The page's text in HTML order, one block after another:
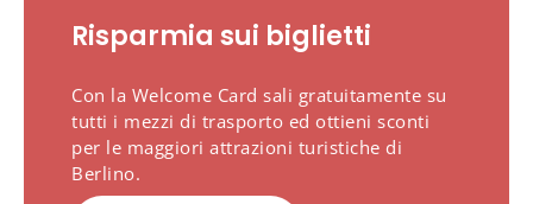
Risparmia sui biglietti
Con la Welcome Card sali gratuitamente su
tutti i mezzi di trasporto ed ottieni sconti
per le maggiori attrazioni turistiche di
Berlino.